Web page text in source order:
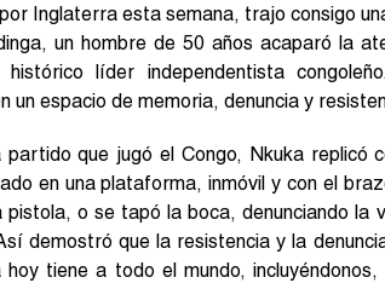
Inglaterra esta semana, trajo consigo
un hombre de 50 años acaparó la
histórico líder independentista
un espacio de memoria, denuncia y
partido que jugó el Congo, Nkuka replicó
en una plataforma, inmóvil y con el
pistola, o se tapó la boca, denunciando
demostró que la resistencia y la
tiene a todo el mundo,